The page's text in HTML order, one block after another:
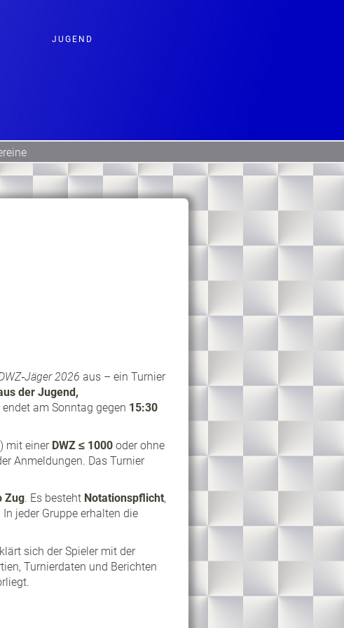
JUGEND
2026 aus – ein Turnier
der Jugend,
endet am Sonntag gegen 15:30
mit einer DWZ ≤ 1000 oder ohne
Anmeldungen. Das Turnier
Zug. Es besteht Notationspflicht,
In jeder Gruppe erhalten die
sich der Spieler mit der
Turnierdaten und Berichten